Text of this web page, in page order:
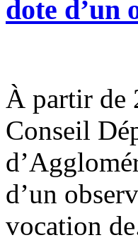
dote d’un
À partir de
Conseil
d’un
vocation